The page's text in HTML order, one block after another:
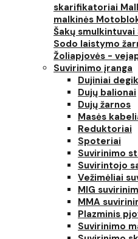
skarifikatoriai
malkinės
Šakų smulkintuvai
Sodo laistymo
Žoliapjovės -
Suvirinimo įranga
Dujiniai
Dujų balionai
Dujų žarnos
Masės
Reduktoriai
Spoteriai
Suvirinimo
Suvirintojo
Vežimėliai
MIG
MMA
Plazminis
Suvirinimo